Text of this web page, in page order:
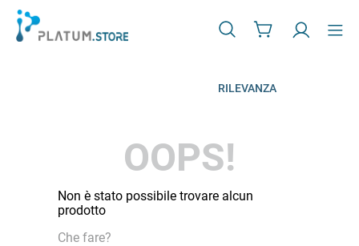
RILEVANZA
OOPS!
Non è stato possibile trovare alcun
prodotto
Che fare?